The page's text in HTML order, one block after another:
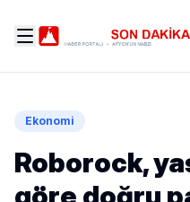
Ekonomi
Roborock,